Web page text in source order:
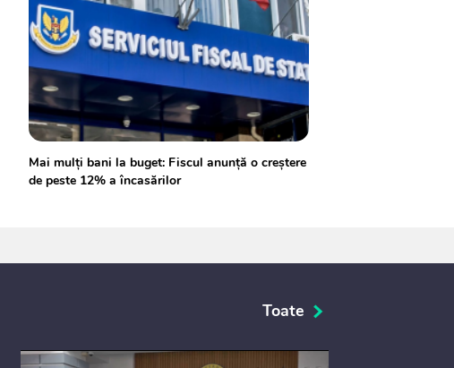
Mai mulți bani la buget: Fiscul anunță o creștere
de peste 12% a încasărilor
Toate